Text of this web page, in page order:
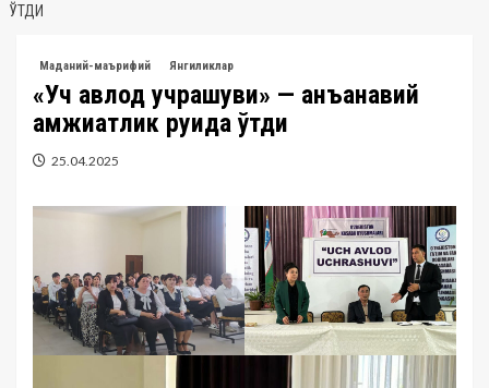
ЎТДИ
Маданий-маърифий Янгиликлар
«Уч авлод учрашуви» — анъанавий
ҳамжиҳатлик руҳида ўтди
25.04.2025